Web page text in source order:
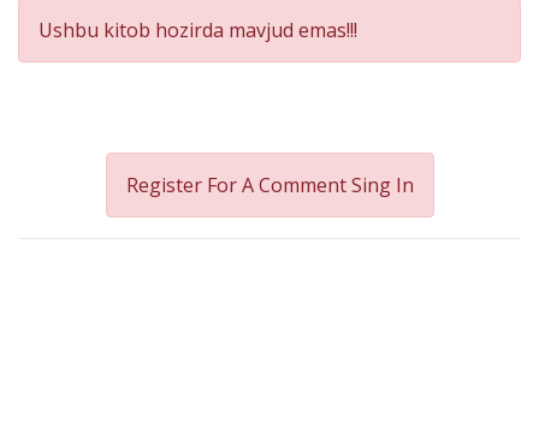
Ushbu kitob hozirda mavjud emas!!!
Register For A CommentSing In